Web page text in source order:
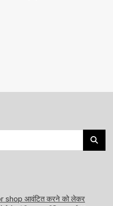
shop आवंटित करने को लेकर